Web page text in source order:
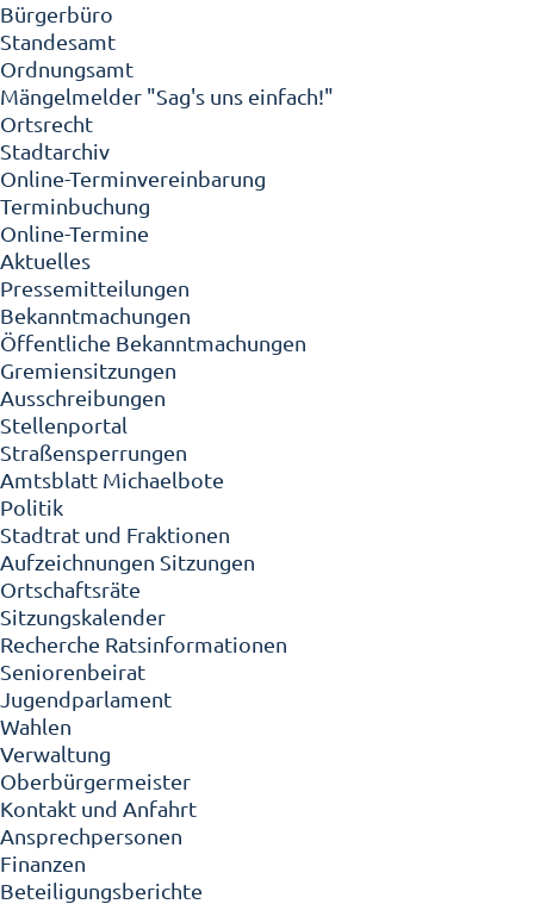
Bürgerbüro
Standesamt
Ordnungsamt
Mängelmelder "Sag's uns einfach!"
Ortsrecht
Stadtarchiv
Online-Terminvereinbarung
Terminbuchung
Online-Termine
Aktuelles
Pressemitteilungen
Bekanntmachungen
Öffentliche Bekanntmachungen
Gremiensitzungen
Ausschreibungen
Stellenportal
Straßensperrungen
Amtsblatt Michaelbote
Politik
Stadtrat und Fraktionen
Aufzeichnungen Sitzungen
Ortschaftsräte
Sitzungskalender
Recherche Ratsinformationen
Seniorenbeirat
Jugendparlament
Wahlen
Verwaltung
Oberbürgermeister
Kontakt und Anfahrt
Ansprechpersonen
Finanzen
Beteiligungsberichte